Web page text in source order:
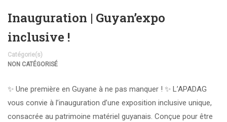
Inauguration | Guyan’expo
inclusive !
Catégorie(s)
NON CATÉGORISÉ
✨ Une première en Guyane à ne pas manquer ! ✨ L’APADAG
vous convie à l’inauguration d’une exposition inclusive unique,
consacrée au patrimoine matériel guyanais. Conçue pour être